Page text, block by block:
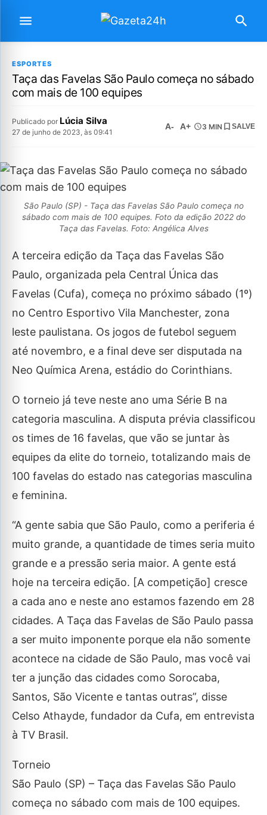
ESPORTES
Taça das Favelas São Paulo começa no sábado
com mais de 100 equipes
Publicado por Lúcia Silva
27 de junho de 2023, às 09:41
A- A+ 3 MIN SALVE
São Paulo (SP) - Taça das Favelas São Paulo começa no
sábado com mais de 100 equipes. Foto da edição 2022 do
Taça das Favelas. Foto: Angélica Alves
A terceira edição da Taça das Favelas São
Paulo, organizada pela Central Única das
Favelas (Cufa), começa no próximo sábado (1º)
no Centro Esportivo Vila Manchester, zona
leste paulistana. Os jogos de futebol seguem
até novembro, e a final deve ser disputada na
Neo Química Arena, estádio do Corinthians.
O torneio já teve neste ano uma Série B na
categoria masculina. A disputa prévia classificou
os times de 16 favelas, que vão se juntar às
equipes da elite do torneio, totalizando mais de
100 favelas do estado nas categorias masculina
e feminina.
“A gente sabia que São Paulo, como a periferia é
muito grande, a quantidade de times seria muito
grande e a pressão seria maior. A gente está
hoje na terceira edição. [A competição] cresce
a cada ano e neste ano estamos fazendo em 28
cidades. A Taça das Favelas de São Paulo passa
a ser muito imponente porque ela não somente
acontece na cidade de São Paulo, mas você vai
ter a junção das cidades como Sorocaba,
Santos, São Vicente e tantas outras”, disse
Celso Athayde, fundador da Cufa, em entrevista
à TV Brasil.
Torneio
São Paulo (SP) – Taça das Favelas São Paulo
começa no sábado com mais de 100 equipes.